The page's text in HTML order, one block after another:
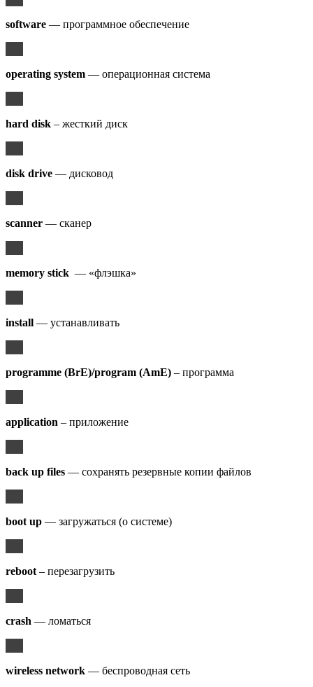
software — программное обеспечение
operating system — операционная система
hard disk – жесткий диск
disk drive — дисковод
scanner — сканер
memory stick — «флэшка»
install — устанавливать
programme (BrE)/program (AmE) – программа
application – приложение
back up files — сохранять резервные копии файлов
boot up — загружаться (о системе)
reboot – перезагрузить
crash — ломаться
wireless network — беспроводная сеть